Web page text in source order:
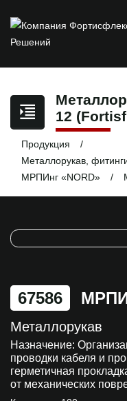
12
Продукция
Металлорукав,
МРПИнг «NORD»
67586
Металлорукав
Назначение:
проводки кабеля и
герметичная
от механических